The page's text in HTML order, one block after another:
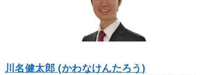
川名健太郎 (かわなけんたろう)